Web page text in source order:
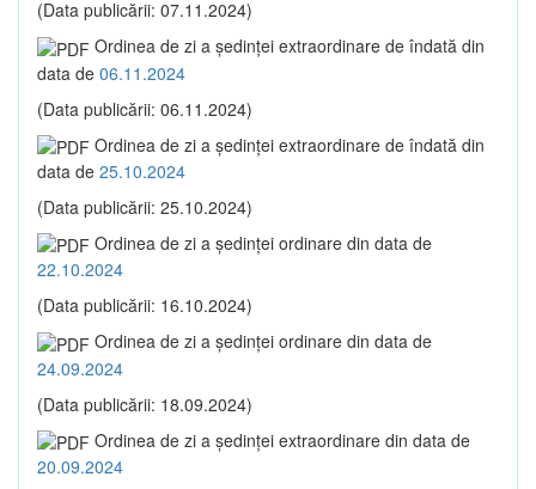
(Data publicării: 07.11.2024)
Ordinea de zi a şedinţei extraordinare de îndată din
data de 06.11.2024
(Data publicării: 06.11.2024)
Ordinea de zi a şedinţei extraordinare de îndată din
data de 25.10.2024
(Data publicării: 25.10.2024)
Ordinea de zi a şedinţei ordinare din data de
22.10.2024
(Data publicării: 16.10.2024)
Ordinea de zi a şedinţei ordinare din data de
24.09.2024
(Data publicării: 18.09.2024)
Ordinea de zi a şedinţei extraordinare din data de
20.09.2024